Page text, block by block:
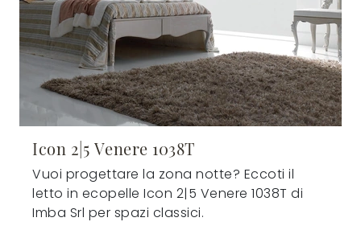
Icon 2|5 Venere 1038T
Vuoi progettare la zona notte? Eccoti il
letto in ecopelle Icon 2|5 Venere 1038T di
Imba Srl per spazi classici.